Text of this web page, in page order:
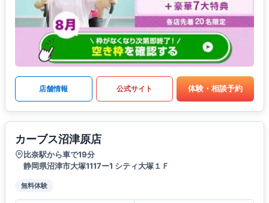
店舗情報 公式サイト 体験・相談予約
カーブス沼津原店
比奈駅から車で19分
静岡県沼津市大塚1117ー1 シティ大塚１Ｆ
無料体験